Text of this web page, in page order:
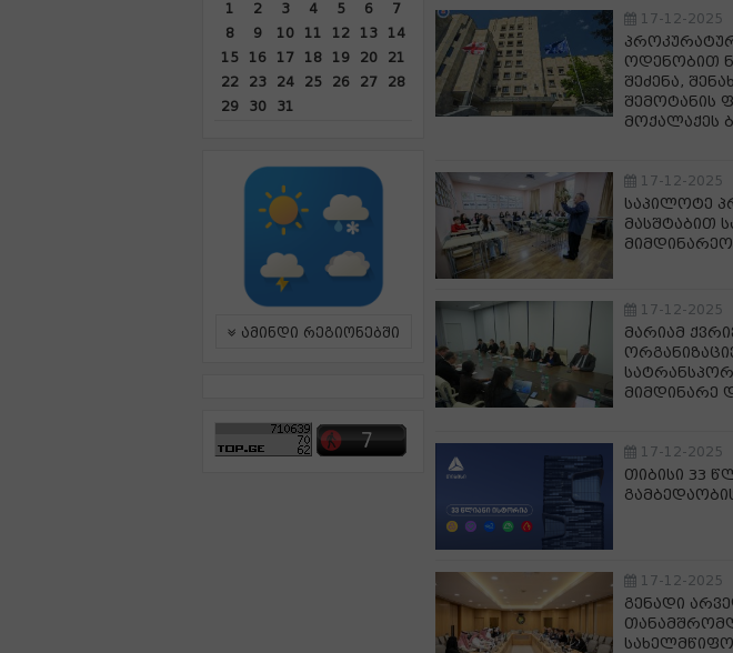
1
2 3 4 5 6
7
8
9 10 11 12 13
14
15
16 17 18 19 20
21
22
23 24 25 26 27
28
29
30 31
ამინდი რეგიონებში
17-12-2025
ოდენობით
შეძენა,
შემოტანის
მოქალაქეს
17-12-2025
საპილოტე
მასშტაბით
17-12-2025
მარიამ
მიმდინარე
17-12-2025
თიბისი 33
17-12-2025
გენადი